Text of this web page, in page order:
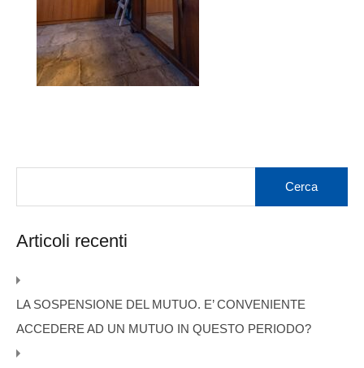
Articoli recenti
LA SOSPENSIONE DEL MUTUO. E’ CONVENIENTE
ACCEDERE AD UN MUTUO IN QUESTO PERIODO?